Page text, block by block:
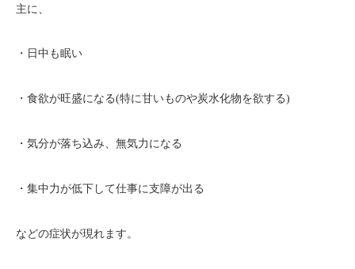
主に、
・日中も眠い
・食欲が旺盛になる(特に甘いものや炭水化物を欲する)
・気分が落ち込み、無気力になる
・集中力が低下して仕事に支障が出る
などの症状が現れます。